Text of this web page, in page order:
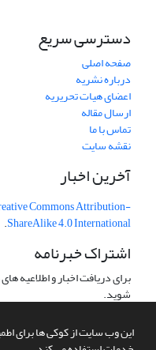
این وب سایت از کوکی ها برای
دسترسی سریع
صفحه اصلی
درباره نشریه
اعضای هیات تحریریه
ارسال مقاله
تماس با ما
نقشه سایت
آخرین اخبار
Commons Attribution-
ShareAlike 4.0 International
.
اشتراک خبرنامه
برای دریافت اخبار و اطلاعیه
شوید.